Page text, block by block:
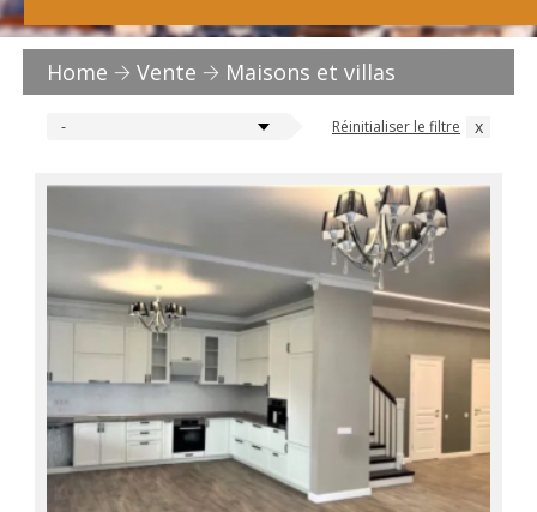
Home Vente Maisons et villas
- Réinitialiser le filtre x